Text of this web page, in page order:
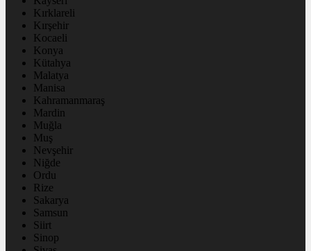
Kırklareli
Kırşehir
Kocaeli
Konya
Kütahya
Malatya
Manisa
Kahramanmaraş
Mardin
Muğla
Muş
Nevşehir
Niğde
Ordu
Rize
Sakarya
Samsun
Siirt
Sinop